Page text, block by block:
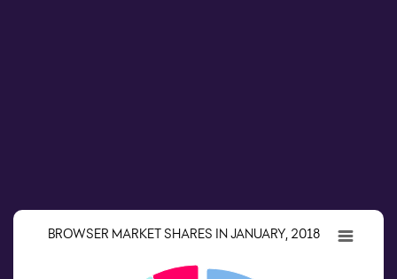
BROWSER MARKET SHARES IN JANUARY, 2018